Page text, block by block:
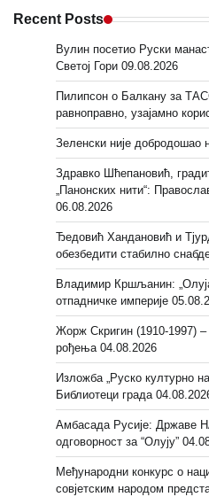
Recent Posts
Вулин посетио Руски
Светој Гори 09.08.2026
Пилипсон о Балкану за
равноправно, узајамно
Зеленски није добродошао
Здравко Шћепановић,
„Панонских нити“:
06.08.2026
Ђедовић Хандановић и
обезбедити стабилно
Владимир Кршљанин:
отпадничке империје
Жорж Скригин (1910-1997)
рођења 04.08.2026
Изложба „Руско културно
Библиотеци града
Амбасада Русије: Државе
одговорност за “Олују”
Међународни конкурс о
совјетским народом